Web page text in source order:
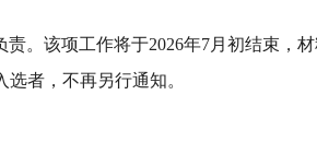
。该项工作将于2026年7月初结束，
者，不再另行通知。